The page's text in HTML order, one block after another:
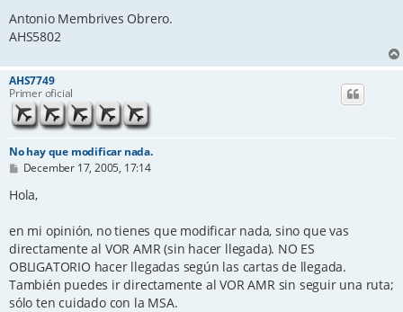
Antonio Membrives Obrero.
AHS5802
AHS7749
Primer oficial
No hay que modificar nada.
P
s
t
December 17, 2005, 17:14
Hola,
en mi opinión, no tienes que modificar nada, sino que vas
directamente al VOR AMR (sin hacer llegada). NO ES
OBLIGATORIO hacer llegadas según las cartas de llegada.
También puedes ir directamente al VOR AMR sin seguir una ruta;
sólo ten cuidado con la MSA.